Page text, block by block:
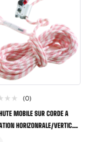
(0)
CORDE A
HORIZONRALE/VERTICAL,
12MM/10M